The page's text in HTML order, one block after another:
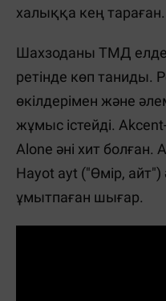
халыққа кең тараған.
Шахзоданы ТМД
ретінде көп таниды.
өкілдерімен және
жұмыс істейді.
Alone әні хит
Hayot ayt ("Өмір, айт")
ұмытпаған шығар.